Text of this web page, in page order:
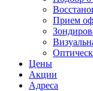
Прием
Цены
Акции
Адреса